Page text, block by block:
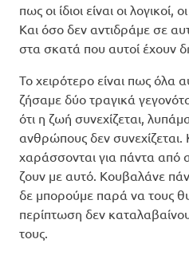
πως οι ίδιοι είναι οι λογικοί,
Και όσο δεν αντιδράμε σε
στα σκατά που αυτοί έχουν
Το χειρότερο είναι πως όλα
ζήσαμε δύο τραγικά
ότι η ζωή συνεχίζεται,
ανθρώπους δεν συνεχίζεται.
χαράσσονται για πάντα από
ζουν με αυτό. Κουβαλάνε
δε μπορούμε παρά να τους
περίπτωση δεν
τους.